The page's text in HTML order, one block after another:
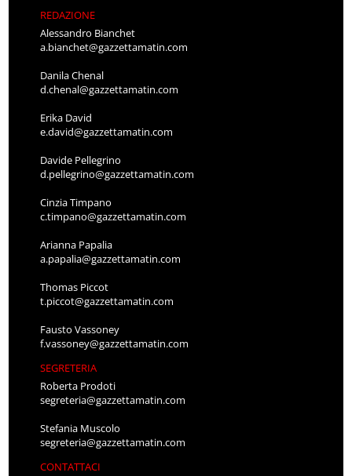
REDAZIONE
Alessandro Bianchet
a.bianchet@gazzettamatin.com
Danila Chenal
d.chenal@gazzettamatin.com
Erika David
e.david@gazzettamatin.com
Davide Pellegrino
d.pellegrino@gazzettamatin.com
Cinzia Timpano
c.timpano@gazzettamatin.com
Arianna Papalia
a.papalia@gazzettamatin.com
Thomas Piccot
t.piccot@gazzettamatin.com
Fausto Vassoney
f.vassoney@gazzettamatin.com
SEGRETERIA
Roberta Prodoti
segreteria@gazzettamatin.com
Stefania Muscolo
segreteria@gazzettamatin.com
CONTATTACI